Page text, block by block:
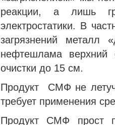
реакции, а лишь
электростатики. В
загрязнений металл
нефтешлама верхний
очистки до 15 см.
Продукт СМФ не
требует применения
Продукт СМФ прост